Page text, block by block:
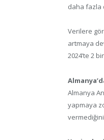
daha fazla
Verilere
artmaya
2024’te 2
Almanya
yapmaya